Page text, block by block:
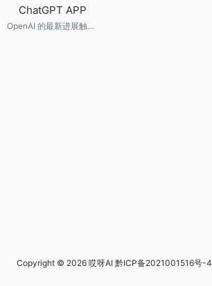
ChatGPT APP
OpenAI 的最新进展触手可及
Copyright © 2026 哎呀AI 黔ICP备2021001516号-4